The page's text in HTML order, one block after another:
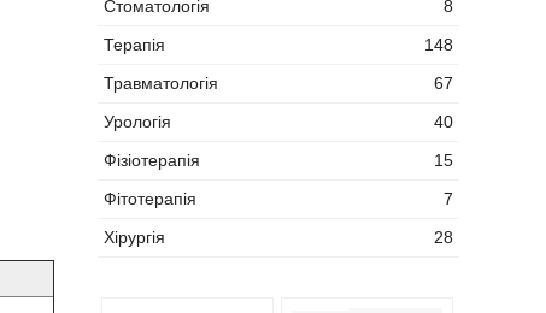
Стоматологія
8
Терапія
148
Травматологія
67
Урологія
40
Фізіотерапія
15
Фітотерапія
7
Хірургія
28